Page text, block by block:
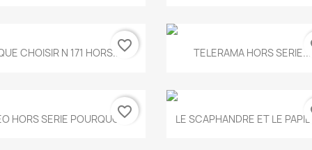
Aperçu rapide
CHOISIR N 171 HORS...favorite_border Aperçu rapide
TELERAMA HORS SERIE...
Aperçu rapide
HORS SERIE POURQUOI...
favorite_border Aperçu rapide
LE SCAPHANDRE ET LE